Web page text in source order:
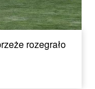
rozegrało